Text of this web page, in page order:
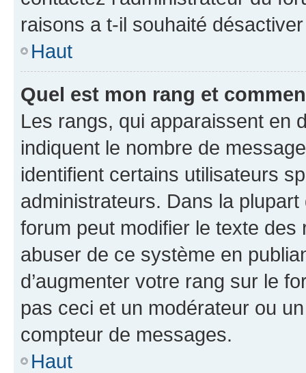
raisons a t-il souhaité
Haut
Quel est mon rang et
Les rangs, qui apparaissent en
indiquent le nombre de
identifient certains utilisateurs
administrateurs. Dans la
forum peut modifier le texte
abuser de ce système en
d’augmenter votre rang sur le
pas ceci et un modérateur ou
compteur de messages.
Haut